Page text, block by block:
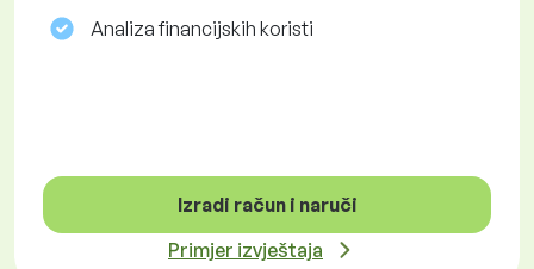
Analiza financijskih koristi
Izradi račun i naruči
Primjer izvještaja